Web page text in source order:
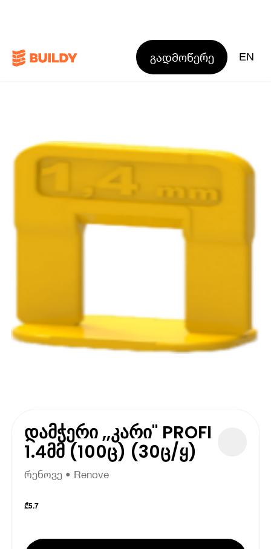
გადმოწერე EN
დამჭერი ,,კარი" PROFI
1.4მმ (100ც) (30ც/ყ)
რენოვე • Renove
₾5.7